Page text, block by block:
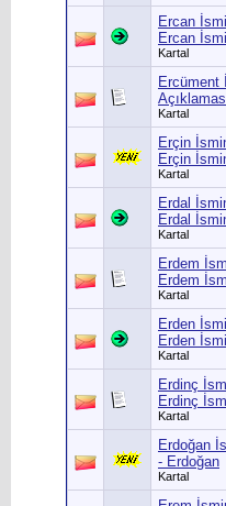
Ercan
Ercan
Kartal
Ercüment
Kartal
Erçin
Erçin
Kartal
Erdal
Erdal
Kartal
Erdem
Erdem
Kartal
Erden
Erden
Kartal
Erdinç
Erdinç İsm
Kartal
Erdoğan
- Erdoğan
Kartal